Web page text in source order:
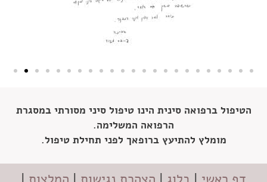
הטיפול ברפואה סינית הינו טיפול סיני מסורתי במסגרת
הרפואה המשלימה.
מומלץ להתיעץ ברופאך לפני תחילת טיפול.